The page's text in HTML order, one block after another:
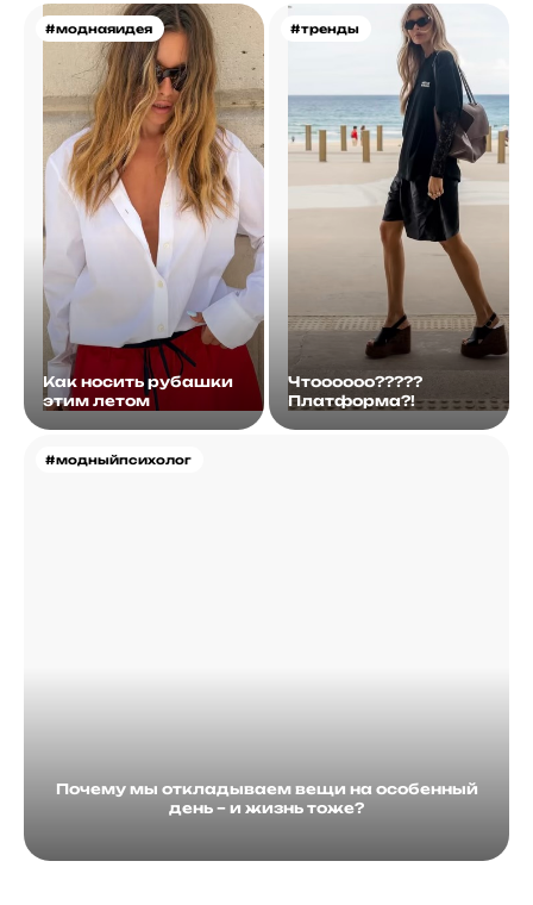
#моднаяидея
Как носить рубашки
этим летом
#тренды
Чтоооооо?????
Платформа?!
#модныйпсихолог
Почему мы откладываем вещи на особенный
день – и жизнь тоже?